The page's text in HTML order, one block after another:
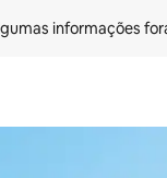
informações